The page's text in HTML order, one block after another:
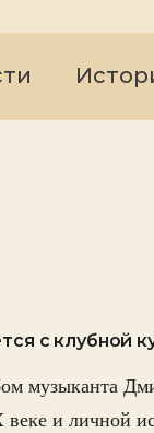
с клубной
музыканта
и личной